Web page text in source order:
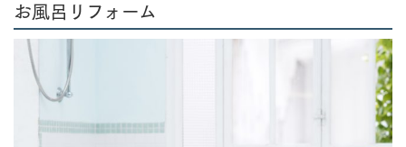
お風呂リフォーム